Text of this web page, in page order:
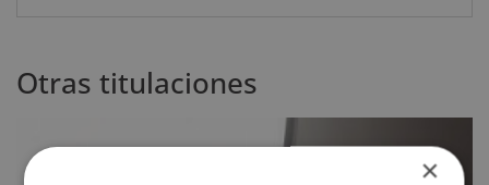
Otras titulaciones
×